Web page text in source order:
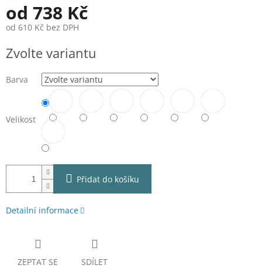
od 738 Kč
od 610 Kč bez DPH
cena:
Zvolte variantu
Barva
Velikost
Přidat do košíku
Detailní informace
ZEPTAT SE SDÍLET